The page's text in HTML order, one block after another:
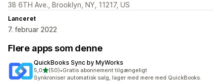
38 6TH Ave., Brooklyn, NY, 11217, US
Lanceret
7. februar 2022
Flere apps som denne
QuickBooks Sync by MyWorks
5,0ud af 5 stjerner
(50)
50 anmeldelser i alt
•Gratis abonnement tilgængeligt
Synkroniser automatisk salg, lager med mere med QuickBooks.